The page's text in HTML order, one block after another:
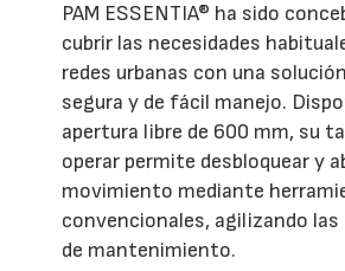
PAM ESSENTIA® ha sido
cubrir las necesidades
redes urbanas con una
segura y de fácil manejo.
apertura libre de 600 mm, su
operar permite desbloquear y
movimiento mediante
convencionales, agilizando las
de mantenimiento.